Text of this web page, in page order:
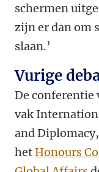
schermen
zijn er dan om
slaan.’
Vurige
De conferentie
vak
and
het Honours